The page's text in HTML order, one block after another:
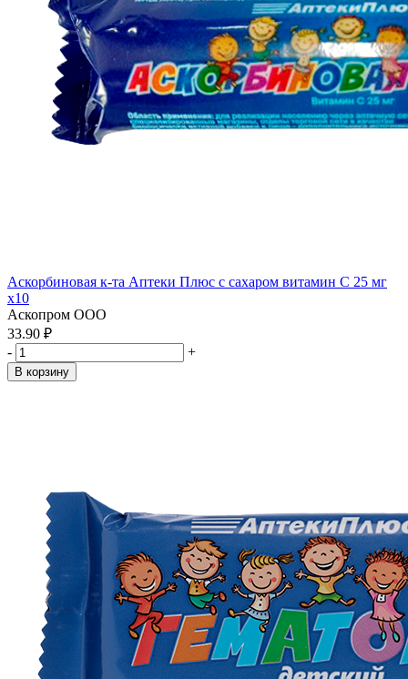
Аскорбиновая к-та Аптеки Плюс с сахаром витамин С 25 мг
x10
Аскопром ООО
33.90 ₽
-
+
В корзину